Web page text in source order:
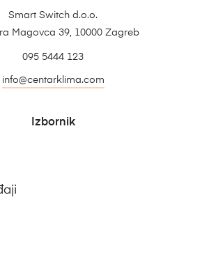
Smart Switch d.o.o.
Magovca 39, 10000 Zagreb
095 5444 123
info@centarklima.com
Izbornik